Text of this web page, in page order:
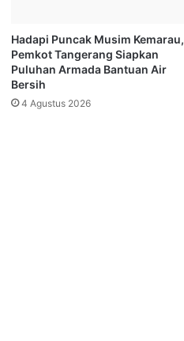
Hadapi Puncak Musim Kemarau,
Pemkot Tangerang Siapkan
Puluhan Armada Bantuan Air
Bersih
4 Agustus 2026